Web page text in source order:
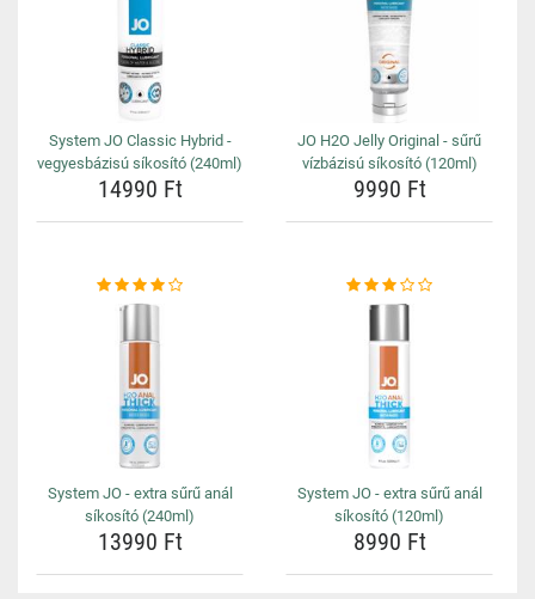
System JO Classic Hybrid -
vegyesbázisú síkosító (240ml)
14990 Ft
JO H2O Jelly Original - sűrű
vízbázisú síkosító (120ml)
9990 Ft
System JO - extra sűrű anál
síkosító (240ml)
13990 Ft
System JO - extra sűrű anál
síkosító (120ml)
8990 Ft